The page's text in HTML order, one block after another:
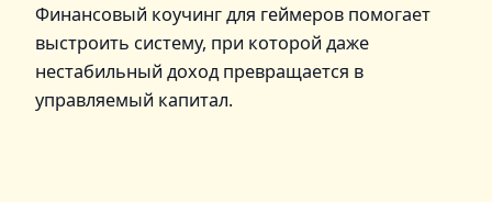
Финансовый коучинг для геймеров помогает
выстроить систему, при которой даже
нестабильный доход превращается в
управляемый капитал.